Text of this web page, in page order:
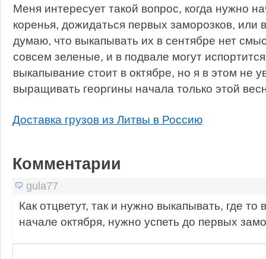
Меня интересует такой вопрос, когда нужно
коренья, дожидаться первых заморозков, или
думаю, что выкапывать их в сентябре нет
совсем зеленые, и в подвале могут
выкапывание стоит в октябре, но я в этом не
выращивать георгины начала только этой
Доставка грузов из Литвы в Россию
Комментарии
gula77
Как отцветут, так и нужно выкапывать, где то
начале октября, нужно успеть до первых